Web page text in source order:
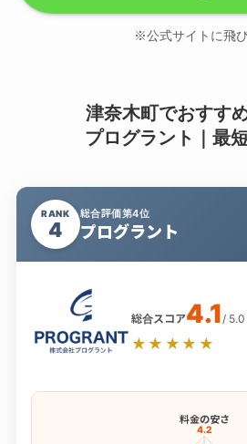
※公式サイトに飛
津奈木町でおすす
プログラント｜最
RANK
4
総合評価第4位
プログラント
総合スコア4.1 / 5.0
★★★★★
料金の安さ
4.2